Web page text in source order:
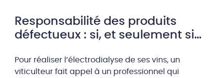
Responsabilité des produits
défectueux : si, et seulement si…
Pour réaliser l’électrodialyse de ses vins, un
viticulteur fait appel à un professionnel qui